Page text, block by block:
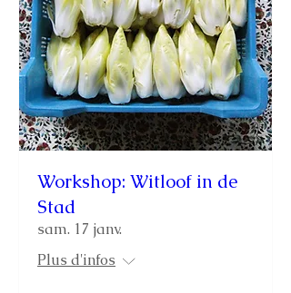
Workshop: Witloof in de
Stad
sam. 17 janv.
Plus d'infos